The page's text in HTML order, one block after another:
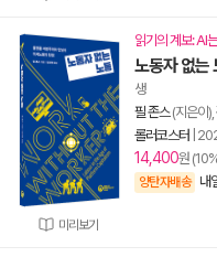
미리보기
읽기의 계보: AI
노동자 없는
생
필 존스(지은이),
롤러코스터
14,400원
양탄자배송 내